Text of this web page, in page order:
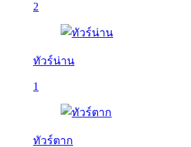
2
ทัวร์น่าน
1
ทัวร์ตาก